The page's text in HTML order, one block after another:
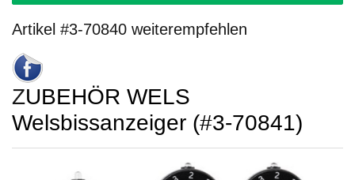
Artikel #3-70840 weiterempfehlen
ZUBEHÖR WELS
Welsbissanzeiger (#3-70841)